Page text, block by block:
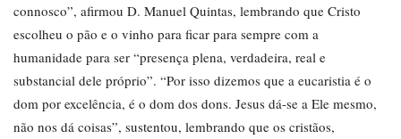
connosco”, afirmou D. Manuel Quintas, lembrando que Cristo
escolheu o pão e o vinho para ficar para sempre com a
humanidade para ser “presença plena, verdadeira, real e
substancial dele próprio”. “Por isso dizemos que a eucaristia é o
dom por excelência, é o dom dos dons. Jesus dá-se a Ele mesmo,
não nos dá coisas”, sustentou, lembrando que os cristãos,